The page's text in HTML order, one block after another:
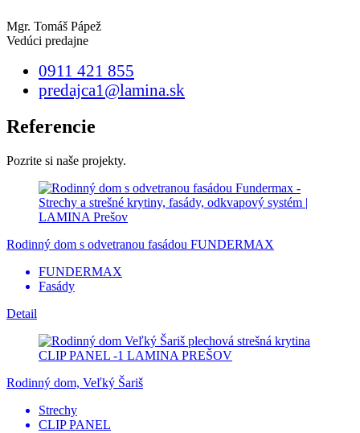
Mgr. Tomáš Pápež
Vedúci predajne
0911 421 855
predajca1@lamina.sk
Referencie
Pozrite si naše projekty.
Rodinný dom s odvetranou fasádou FUNDERMAX
FUNDERMAX
Fasády
Detail
Rodinný dom, Veľký Šariš
Strechy
CLIP PANEL